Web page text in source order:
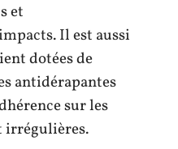
et
Il est aussi
dotées de
antidérapantes
sur les
irrégulières.